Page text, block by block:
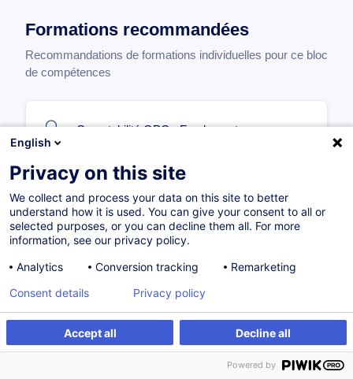
Formations recommandées
Recommandations de formations individuelles pour ce bloc
de compétences
Comptabilité OPC - Fondamentaux
à p. d. 250,00 EUR
Sur demande 10H
Cours du jour
English
Privacy on this site
We collect and process your data on this site to better
understand how it is used. You can give your consent to all or
selected purposes, or you can decline them all. For more
information, see our privacy policy.
Analytics
Conversion tracking Remarketing
Accept all Decline all
Consent details Privacy policy
Powered by